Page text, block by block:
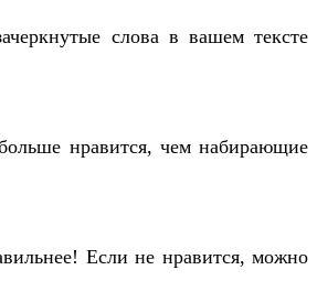
слова в вашем тексте
нравится, чем набирающие
Если не нравится, можно